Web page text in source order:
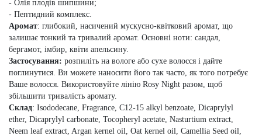
- Олія плодів шипшини;
- Пептидний комплекс.
Аромат: глибокий, насичений мускусно-квітковий аромат, що
залишає тонкий та тривалий аромат. Основні ноти: сандал,
бергамот, імбир, квіти апельсину.
Застосування: розпиліть на вологе або сухе волосся і дайте
поглинутися. Ви можете наносити його так часто, як того потребує
Ваше волосся. Використовуйте лінію Rosy Night разом, щоб
збільшити тривалість аромату.
Cклад: Isododecane, Fragrance, C12-15 alkyl benzoate, Dicaprylyl
ether, Dicaprylyl carbonate, Tocopheryl acetate, Nasturtium extract,
Neem leaf extract, Argan kernel oil, Oat kernel oil, Camellia Seed oil,